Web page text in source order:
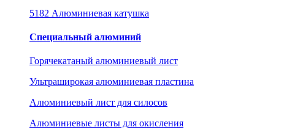
5182 Алюминиевая катушка
Специальный алюминий
Горячекатаный алюминиевый лист
Ультраширокая алюминиевая пластина
Алюминиевый лист для силосов
Алюминиевые листы для окисления